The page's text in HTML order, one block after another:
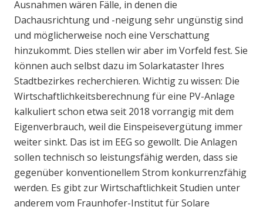
Ausnahmen wären Fälle, in denen die
Dachausrichtung und -neigung sehr ungünstig sind
und möglicherweise noch eine Verschattung
hinzukommt. Dies stellen wir aber im Vorfeld fest. Sie
können auch selbst dazu im Solarkataster Ihres
Stadtbezirkes recherchieren. Wichtig zu wissen: Die
Wirtschaftlichkeitsberechnung für eine PV-Anlage
kalkuliert schon etwa seit 2018 vorrangig mit dem
Eigenverbrauch, weil die Einspeisevergütung immer
weiter sinkt. Das ist im EEG so gewollt. Die Anlagen
sollen technisch so leistungsfähig werden, dass sie
gegenüber konventionellem Strom konkurrenzfähig
werden. Es gibt zur Wirtschaftlichkeit Studien unter
anderem vom Fraunhofer-Institut für Solare